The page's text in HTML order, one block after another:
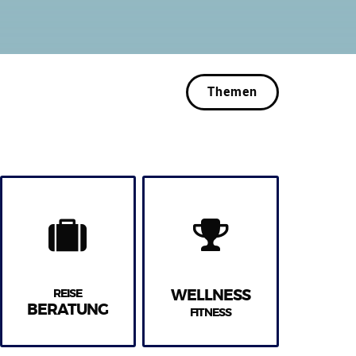
Themen
REISE
BERATUNG
WELLNESS
FITNESS